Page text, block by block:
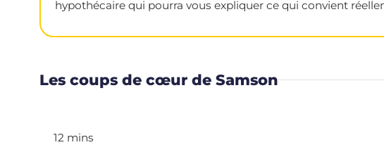
hypothécaire qui pourra vous expliquer ce qui convient
Les coups de cœur de Samson
12 mins